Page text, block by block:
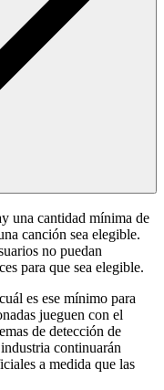
una cantidad mínima de
canción sea elegible.
no puedan
para que sea elegible.
es ese mínimo para
jueguen con el
de detección de
continuarán
a medida que las